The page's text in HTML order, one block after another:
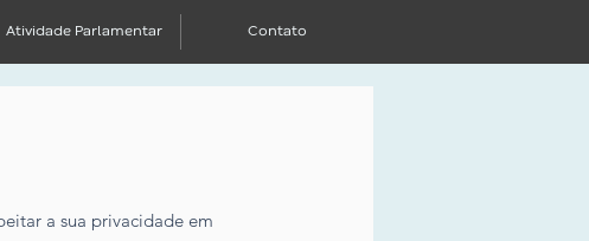
Atividade Parlamentar Contato
a sua privacidade em